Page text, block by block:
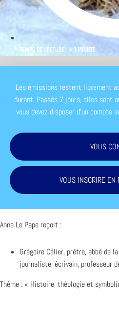
TEMPS DE LECTURE : < 1 MINUTE
Les émissions restent librement
durant. Passés 7 jours, elles sont
vous devez disposer d'un compte
VOUS
VOUS INSCRIRE EN
Anne Le Pape reçoit :
Grégoire Célier, prêtre, abbé de
journaliste, écrivain, professeur
Thème : « Histoire, théologie et